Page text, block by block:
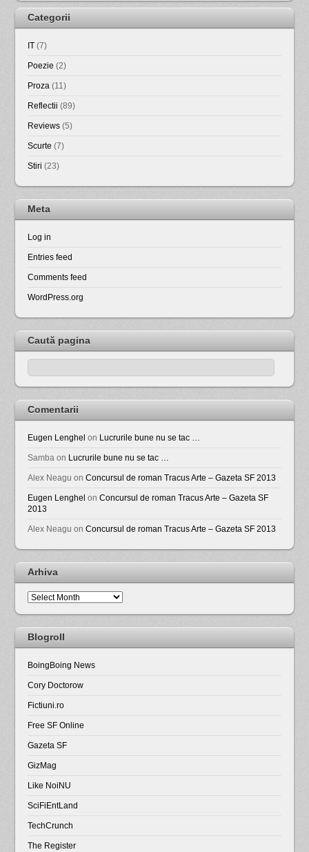
Categorii
IT (7)
Poezie (2)
Proza (11)
Reflectii (89)
Reviews (5)
Scurte (7)
Stiri (23)
Meta
Log in
Entries feed
Comments feed
WordPress.org
Caută pagina
Comentarii
Eugen Lenghel on Lucrurile bune nu se tac …
Samba on Lucrurile bune nu se tac …
Alex Neagu onConcursul de roman Tracus Arte – Gazeta SF 2013
Eugen Lenghel onConcursul de roman Tracus Arte – Gazeta SF
2013
Alex Neagu onConcursul de roman Tracus Arte – Gazeta SF 2013
Arhiva
Arhiva
Blogroll
BoingBoing News
Cory Doctorow
Fictiuni.ro
Free SF Online
Gazeta SF
GizMag
Like NoiNU
SciFiEntLand
TechCrunch
The Register